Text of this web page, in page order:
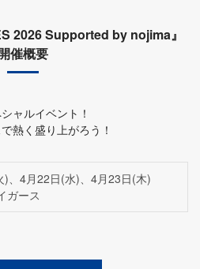
2026 Supported by nojima』
催概要
ャルイベント！
熱く盛り上がろう！
)、4月22日(水)、4月23日(木)
ガース